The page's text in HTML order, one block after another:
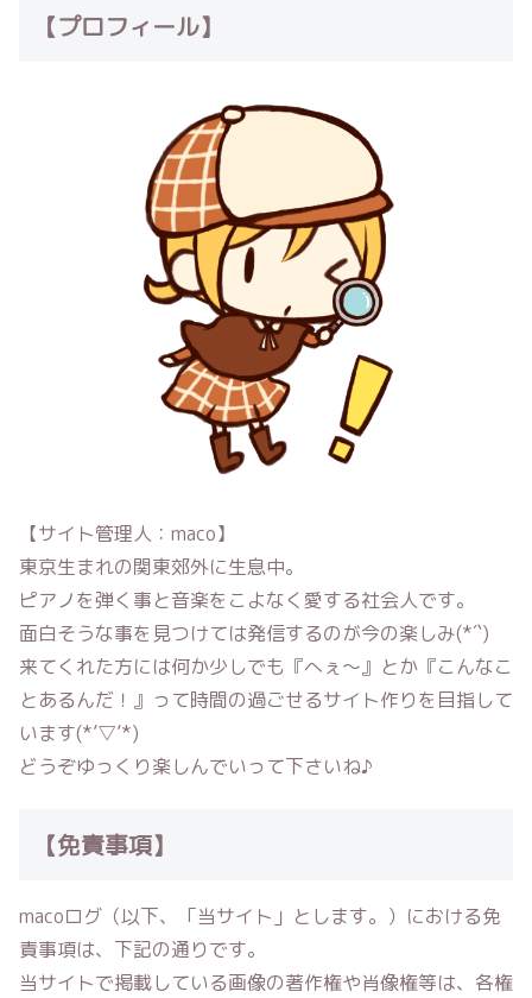
【プロフィール】
【サイト管理人：maco】
東京生まれの関東郊外に生息中。
ピアノを弾く事と音楽をこよなく愛する社会人です。
面白そうな事を見つけては発信するのが今の楽しみ(*´`)
来てくれた方には何か少しでも『へぇ〜』とか『こんなこ
とあるんだ！』って時間の過ごせるサイト作りを目指して
います(*’▽’*)
どうぞゆっくり楽しんでいって下さいね♪
【免責事項】
macoログ （以下、「当サイト」とします。）における免
責事項は、下記の通りです。
当サイトで掲載している画像の著作権や肖像権等は、各権